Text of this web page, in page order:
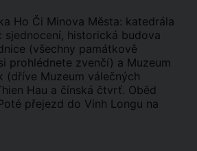
Ho Či Minova Města: katedrála
sjednocení, historická budova
(všechny památkově
prohlédnete zvenčí) a Muzeum
(dříve Muzeum válečných
Hau a čínská čtvrť. Oběd
přejezd do Vinh Longu na